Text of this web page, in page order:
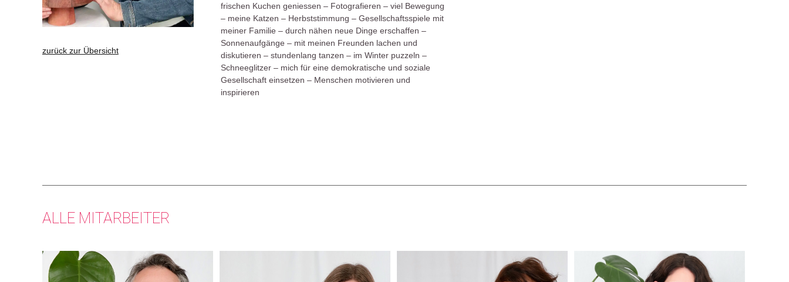
zurück zur Übersicht
frischen Kuchen geniessen – Fotografieren – viel Bewegung
– meine Katzen – Herbststimmung – Gesellschaftsspiele mit
meiner Familie – durch nähen neue Dinge erschaffen –
Sonnenaufgänge – mit meinen Freunden lachen und
diskutieren – stundenlang tanzen – im Winter puzzeln –
Schneeglitzer – mich für eine demokratische und soziale
Gesellschaft einsetzen – Menschen motivieren und
inspirieren
ALLE MITARBEITER